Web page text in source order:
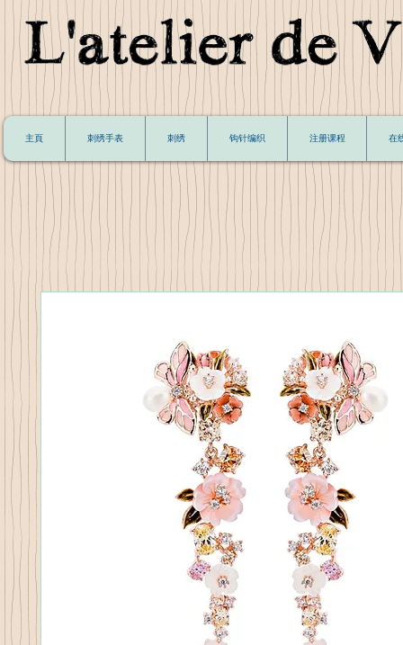
主頁 刺绣手表 刺绣 钩针编织 注册课程 在